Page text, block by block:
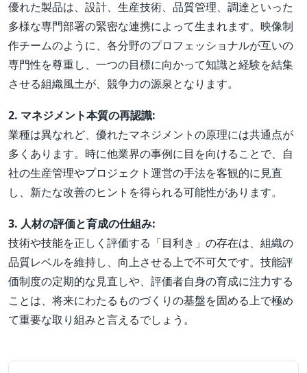
優れた製品は、設計、生産技術、品質管理、調達といった
多様な専門部署の緊密な連携によって生まれます。映像制
作チームのように、各分野のプロフェッショナルが互いの
専門性を尊重し、一つの目標に向かって知識と経験を結集
させる組織風土が、競争力の源泉となります。
2. マネジメント本質の再認識:
業種は異なれど、優れたマネジメントの原理には共通点が
多くあります。時に他業界の事例に目を向けることで、自
社の生産管理やプロジェクト運営の手法を客観的に見直
し、新たな改善のヒントを得られる可能性があります。
3. 人材の評価と育成の仕組み:
技術や技能を正しく評価する「目利き」の存在は、組織の
品質レベルを維持し、向上させる上で不可欠です。技能評
価制度の定期的な見直しや、評価者自身の育成に注力する
ことは、将来にわたるものづくりの基盤を固める上で極め
て重要な取り組みと言えるでしょう。